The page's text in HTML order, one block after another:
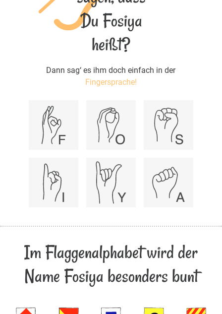
Du Fosiya
heißt?
Dann sag‘ es ihm doch einfach in der
Fingersprache!
Im Flaggenalphabet wird der
Name Fosiya besonders bunt